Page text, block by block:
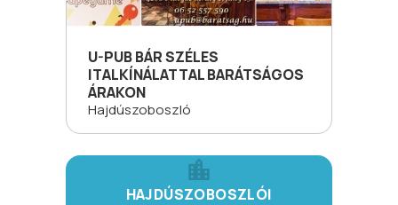
U-PUB BÁR SZÉLES
ITALKÍNÁLATTAL BARÁTSÁGOS
ÁRAKON
Hajdúszoboszló
HAJDÚSZOBOSZLÓI